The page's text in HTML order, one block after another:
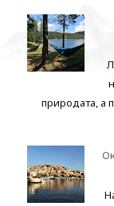
природата, а